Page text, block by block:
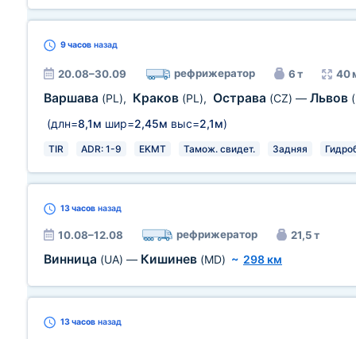
9 часов назад
20.08–30.09 рефрижератор 6 т 40
Варшава (PL), Краков (PL), Острава (CZ) — Львов
(длн=8,1м шир=2,45м выс=2,1м)
TIR ADR: 1-9 EKMT Тамож. свидет. Задняя
13 часов назад
10.08–12.08 рефрижератор 21,5 т
Винница (UA) — Кишинев (MD) ~ 298 км
13 часов назад